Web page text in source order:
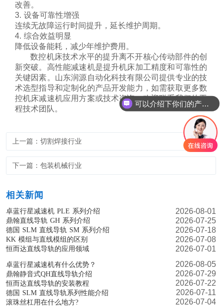
改善。
3. 设备可靠性增强
连续无故障运行时间提升，延长维护周期。
4. 综合效益明显
降低设备能耗，减少年维护费用。
数控机床技术水平的提升离不开核心传动部件的创
新突破。高性能减速机是提升机床加工精度和可靠性的
关键因素。山东润源自动化科技有限公司提供专业的技
术选型指导和定制化的产品开发能力，如需获取更多数
控机床减速机应用方案或技术咨询，欢迎联系我们的工
程技术团队。
上一篇：切割焊接行业
下一篇：包装机械行业
相关新闻
卓蓝行星减速机 PLE 系列介绍 2026-08-01
鼎翰直线导轨 GH 系列介绍 2026-07-25
德国 SLM 直线导轨 SM 系列介绍 2026-07-18
KK 模组与直线模组的区别 2026-07-08
恒而达直线导轨的应用领域 2026-07-01
卓蓝行星减速机有什么优势？ 2026-08-05
鼎翰静音式QH直线导轨介绍 2026-07-29
恒而达直线导轨的安装教程 2026-07-22
德国 SLM 直线导轨系列性能介绍 2026-07-11
滚珠丝杠用在什么地方? 2026-07-04
可以介绍下你们的产品么